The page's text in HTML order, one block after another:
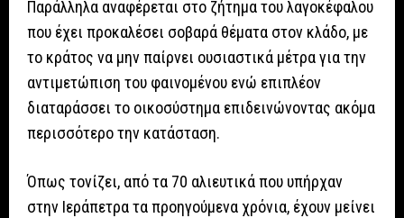
Παράλληλα αναφέρεται στο ζήτημα του λαγοκέφαλου
που έχει προκαλέσει σοβαρά θέματα στον κλάδο, με
το κράτος να μην παίρνει ουσιαστικά μέτρα για την
αντιμετώπιση του φαινομένου ενώ επιπλέον
διαταράσσει το οικοσύστημα επιδεινώνοντας ακόμα
περισσότερο την κατάσταση.
Όπως τονίζει, από τα 70 αλιευτικά που υπήρχαν
στην Ιεράπετρα τα προηγούμενα χρόνια, έχουν μείνει